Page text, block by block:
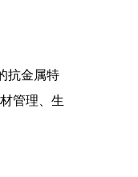
抗金属特
管理、生